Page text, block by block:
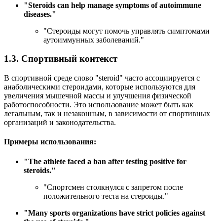
"Steroids can help manage symptoms of autoimmune
diseases."
"Стероиды могут помочь управлять симптомами
аутоиммунных заболеваний."
1.3. Спортивный контекст
В спортивной среде слово "steroid" часто ассоциируется с
анаболическими стероидами, которые используются для
увеличения мышечной массы и улучшения физической
работоспособности. Это использование может быть как
легальным, так и незаконным, в зависимости от спортивных
организаций и законодательства.
Примеры использования:
"The athlete faced a ban after testing positive for
steroids."
"Спортсмен столкнулся с запретом после
положительного теста на стероиды."
"Many sports organizations have strict policies against